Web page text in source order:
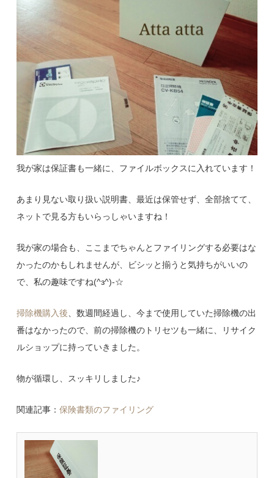
我が家は保証書も一緒に、ファイルボックスに入れています！
あまり見ない取り扱い説明書、最近は保管せず、全部捨てて、
ネットで見る方もいらっしゃいますね！
我が家の場合も、ここまでちゃんとファイリングする必要はな
かったのかもしれませんが、ビシッと揃うと気持ちがいいの
で、私の趣味ですね(^з^)-☆
掃除機購入後 、数週間経過し、今まで使用していた掃除機の出
番はなかったので、前の掃除機のトリセツも一緒に、リサイク
ルショップに持っていきました。
物が循環し、スッキリしました♪
関連記事：保険書類のファイリング